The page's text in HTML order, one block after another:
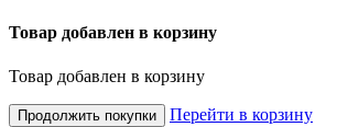
Товар добавлен в корзину
Товар добавлен в корзину
Продолжить покупки Перейти в корзину